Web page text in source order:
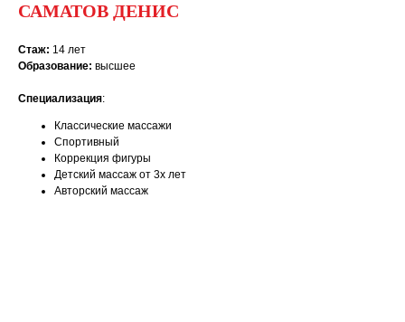
САМАТОВ ДЕНИС
Стаж: 14 лет
Образование: высшее
Специализация:
Классические массажи
Спортивный
Коррекция фигуры
Детский массаж от 3х лет
Авторский массаж